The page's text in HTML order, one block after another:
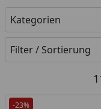
Kategorien
Filter / Sortierung
-23%